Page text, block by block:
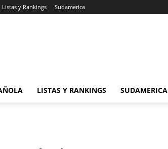
Listas y Rankings Sudamerica
LISTAS Y RANKINGS SUDAMERICA